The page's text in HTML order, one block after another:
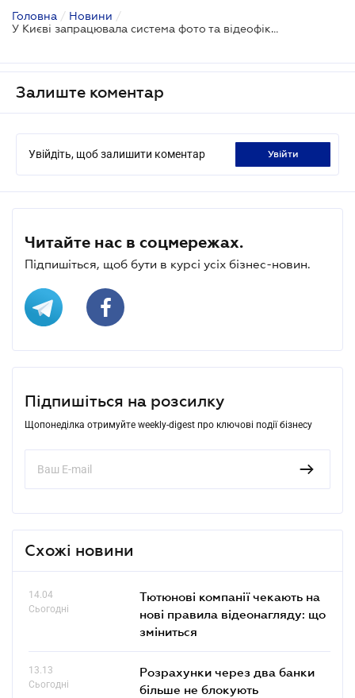
Головна / Новини /
У Києві запрацювала система фото та відеофіксації порушень ПДР
Залиште коментар
Увійдіть, щоб залишити коментар увійти
Читайте нас в соцмережах.
Підпишіться, щоб бути в курсі усіх бізнес-новин.
Підпишіться на розсилку
Щопонеділка отримуйте weekly-digest про ключові події бізнесу
Схожі новини
14.04
Сьогодні
Тютюнові компанії чекають на
нові правила відеонагляду: що
зміниться
13.13
Сьогодні
Розрахунки через два банки
більше не блокують